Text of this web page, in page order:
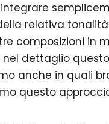
relativa
composizioni in
nel dettaglio
anche in quali
questo